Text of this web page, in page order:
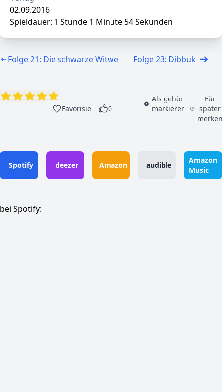
02.09.2016
Spieldauer: 1 Stunde 1 Minute 54 Sekunden
Folge 21: Die schwarze Witwe Folge 23: Dibbuk
Favorisieren 0
Als gehört
markieren
Für
später
Spotify deezer Amazon audible
Amazon
Music
bei Spotify: